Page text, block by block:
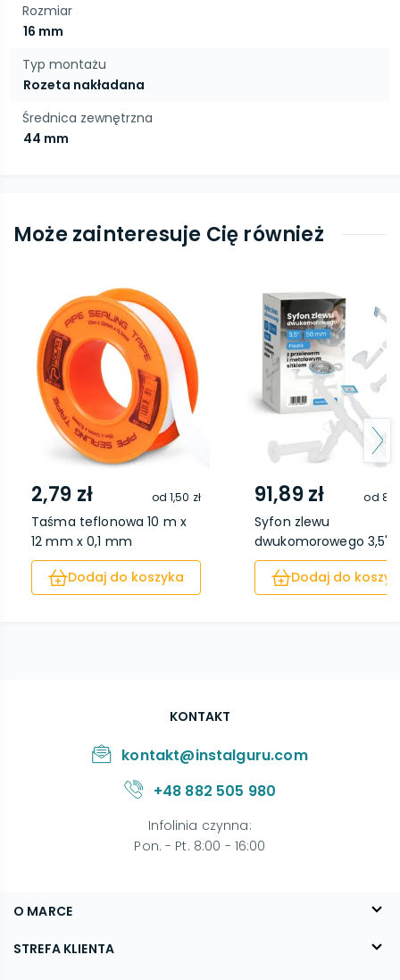
Rozmiar
16 mm
Typ montażu
Rozeta nakładana
Średnica zewnętrzna
44 mm
Może zainteresuje Cię również
2,79 zł od1,50 zł
Taśma teflonowa 10 m x
12 mm x 0,1 mm
Dodaj do koszyka
91,89 zł od
Syfon zlewu
dwukomorowego 3,5''
mm ...
Dodaj do
O MARCE
O nas
STREFA KLIENTA
KONTAKT
kontakt@instalguru.com
+48 882 505 980
Infolinia czynna:
Pon. - Pt. 8:00 - 16:00